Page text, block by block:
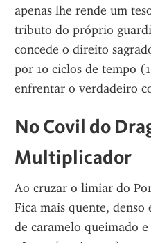
apenas lhe rende um
tributo do próprio
concede o direito
por 10 ciclos de tempo
enfrentar o verdadeiro
No Covil do
Multiplicador
Ao cruzar o limiar do
Fica mais quente,
de caramelo queimado